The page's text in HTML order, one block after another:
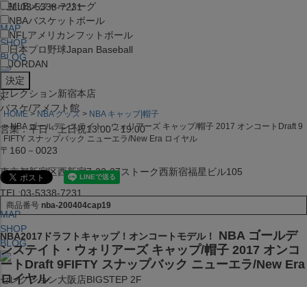
TEL:03-5338-7231
MAP
SHOP
BLOG
セレクション新宿本店
バスケ/アメフト館
営業：平日・土日祝13:00～19:00
〒160－0023
東京都新宿区西新宿7-22-37ストーク西新宿福星ビル105
TEL:03-5338-7231
MAP
SHOP
BLOG
セレクション大阪店BIGSTEP 2F
MLBメジャーリーグ
NBAバスケットボール
NFL アメリカンフットボール
日本プロ野球Japan Baseball
JORDAN
x
HOME NBA グッズ
NBA キャップ|帽子
NBA ゴールデンステイト・ウォリアーズ キャップ/帽子 2017 オンコートDraft 9
FIFTY スナップバック ニューエラ/New Era ロイヤル
商品番号 nba-200404cap19
NBA2017ドラフトキャップ！オンコートモデル！
NBA ゴールデ
ンステイト・ウォリアーズ キャップ/帽子 2017 オンコ
ートDraft 9FIFTY スナップバック ニューエラ/New Era
ロイヤル